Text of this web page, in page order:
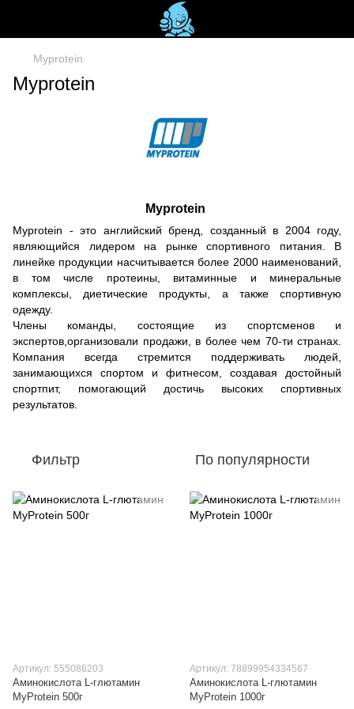
Myprotein
Myprotein
Myprotein
Myprotein - это английский бренд, созданный в 2004 году,
являющийся лидером на рынке спортивного питания. В
линейке продукции насчитывается более 2000 наименований,
в том числе протеины, витаминные и минеральные
комплексы, диетические продукты, а также спортивную
одежду.
Члены команды, состоящие из спортсменов и
экспертов,организовали продажи, в более чем 70-ти странах.
Компания всегда стремится поддерживать людей,
занимающихся спортом и фитнесом, создавая достойный
спортпит, помогающий достичь высоких спортивных
результатов.
Фильтр По популярности
Артикул: 555086203
Аминокислота L-глютамин
MyProtein 500г
Артикул: 78899954334567
Аминокислота L-глютамин
MyProtein 1000г